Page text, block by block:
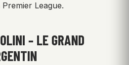
League.
– LE GRAND